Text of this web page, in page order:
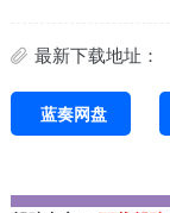
最新下载地址：
蓝奏网盘